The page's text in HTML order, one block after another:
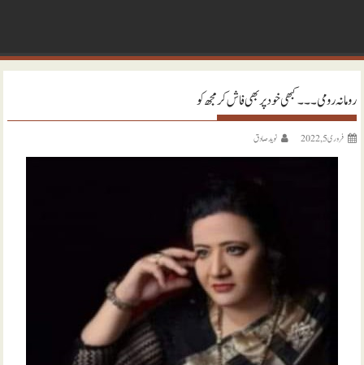
رومانہ رومی ۔۔۔ کبھی خود پر بھی فاش کر مجھ کو
فروری 5, 2022 نويد صادق